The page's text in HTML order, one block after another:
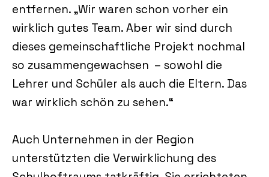
entfernen. „Wir waren schon vorher ein
wirklich gutes Team. Aber wir sind durch
dieses gemeinschaftliche Projekt nochmal
so zusammengewachsen – sowohl die
Lehrer und Schüler als auch die Eltern. Das
war wirklich schön zu sehen.“
Auch Unternehmen in der Region
unterstützten die Verwirklichung des